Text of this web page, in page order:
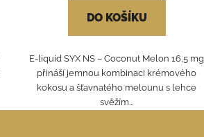
DO KOŠÍKU
E-liquid SYX NS – Coconut Melon 16,5 mg
přináší jemnou kombinaci krémového
kokosu a šťavnatého melounu s lehce
svěžím...